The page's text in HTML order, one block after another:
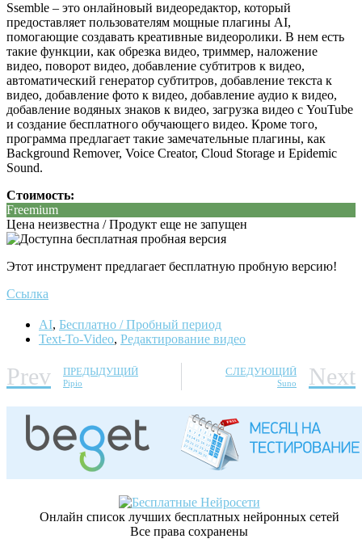
Ssemble – это онлайновый видеоредактор, который
предоставляет пользователям мощные плагины AI,
помогающие создавать креативные видеоролики. В нем есть
такие функции, как обрезка видео, триммер, наложение
видео, поворот видео, добавление субтитров к видео,
автоматический генератор субтитров, добавление текста к
видео, добавление фото к видео, добавление аудио к видео,
добавление водяных знаков к видео, загрузка видео с YouTube
и создание бесплатного обучающего видео. Кроме того,
программа предлагает такие замечательные плагины, как
Background Remover, Voice Creator, Cloud Storage и Epidemic
Sound.
Стоимость:
Freemium
Цена неизвестна / Продукт еще не запущен
Этот инструмент предлагает бесплатную пробную версию!
Ссылка
AI, Бесплатно / Пробный период
Text-To-Video, Редактирование видео
Prev ПРЕДЫДУЩИЙ
Pipio
СЛЕДУЮЩИЙ
Suno Next
Онлайн список лучших бесплатных нейронных сетей
Все права сохранены